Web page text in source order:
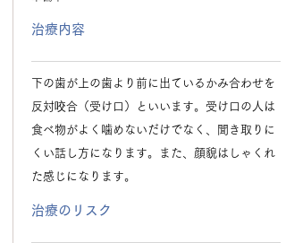
治療内容
下の歯が上の歯より前に出ているかみ合わせを
反対咬合（受け口）といいます。受け口の人は
食べ物がよく噛めないだけでなく、聞き取りに
くい話し方になります。また、顔貌はしゃくれ
た感じになります。
治療のリスク